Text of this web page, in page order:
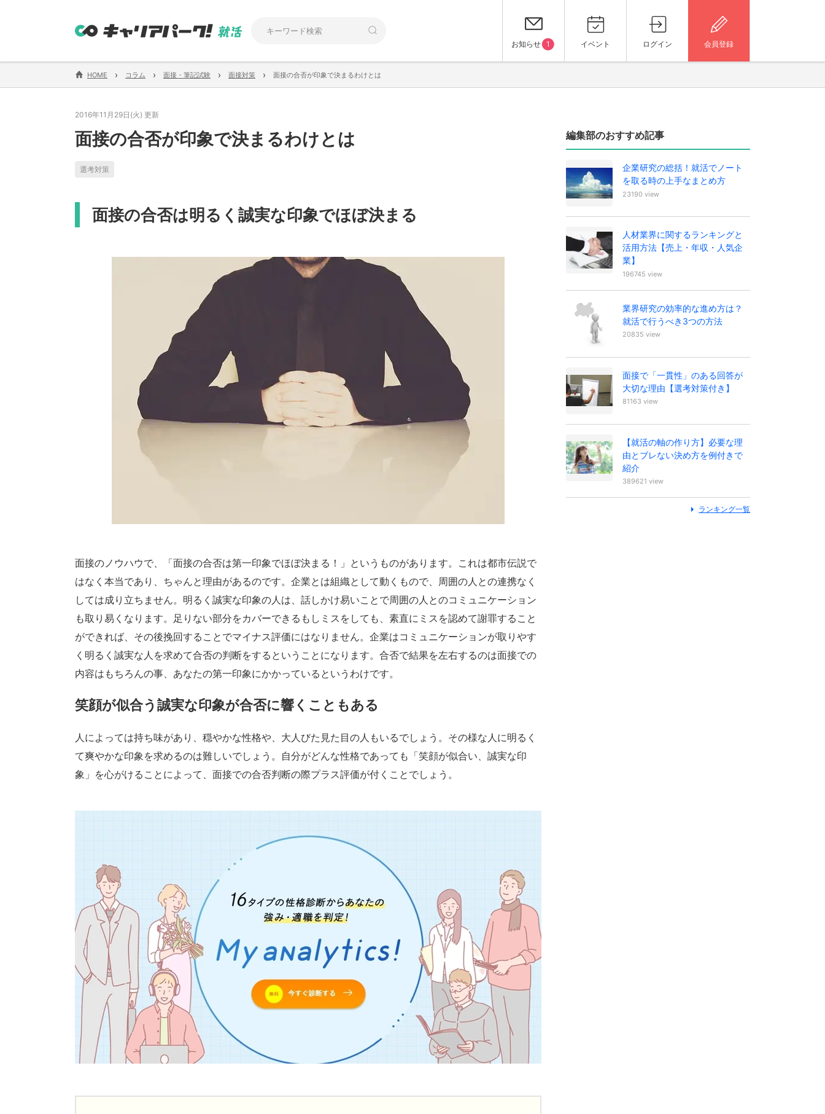
お知らせ 1 イベント ログイン 会員登録
HOME › コラム › 面接・筆記試験 › 面接対策 › 面接の合否が印象で決まるわけとは
2016年11月29日(火) 更新
面接の合否が印象で決まるわけとは
選考対策
面接の合否は明るく誠実な印象でほぼ決まる
面接のノウハウで、「面接の合否は第一印象でほぼ決まる！」というものがあります。これは都市伝説で
はなく本当であり、ちゃんと理由があるのです。企業とは組織として動くもので、周囲の人との連携なく
しては成り立ちません。明るく誠実な印象の人は、話しかけ易いことで周囲の人とのコミュニケーション
も取り易くなります。足りない部分をカバーできるもしミスをしても、素直にミスを認めて謝罪すること
ができれば、その後挽回することでマイナス評価にはなりません。企業はコミュニケーションが取りやす
く明るく誠実な人を求めて合否の判断をするということになります。合否で結果を左右するのは面接での
内容はもちろんの事、あなたの第一印象にかかっているというわけです。
笑顔が似合う誠実な印象が合否に響くこともある
人によっては持ち味があり、穏やかな性格や、大人びた見た目の人もいるでしょう。その様な人に明るく
て爽やかな印象を求めるのは難しいでしょう。自分がどんな性格であっても「笑顔が似合い、誠実な印
象」を心がけることによって、面接での合否判断の際プラス評価が付くことでしょう。
編集部のおすすめ記事
企業研究の総括！就活でノート
を取る時の上手なまとめ方
23190 view
人材業界に関するランキングと
活用方法【売上・年収・人気企
業】
196745 view
業界研究の効率的な進め方は？
就活で行うべき3つの方法
20835 view
面接で「一貫性」のある回答が
大切な理由【選考対策付き】
81163 view
【就活の軸の作り方】必要な理
由とブレない決め方を例付きで
紹介
389621 view
ランキング一覧